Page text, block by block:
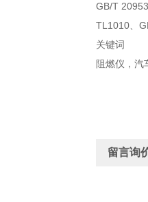
GB/T
TL1010、
关键词
阻燃仪，汽
留言询